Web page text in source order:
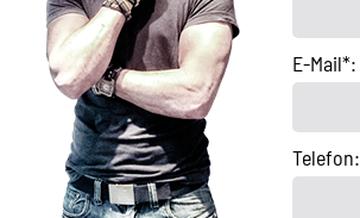
E-Mail*:
Telefon: